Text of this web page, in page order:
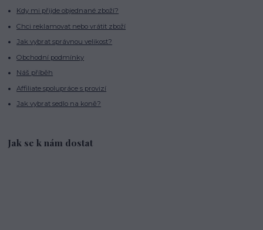
Kdy mi přijde objednané zboží?
Chci reklamovat nebo vrátit zboží
Jak vybrat správnou velikost?
Obchodní podmínky
Náš příběh
Affiliate spolupráce s provizí
Jak vybrat sedlo na koně?
Jak se k nám dostat